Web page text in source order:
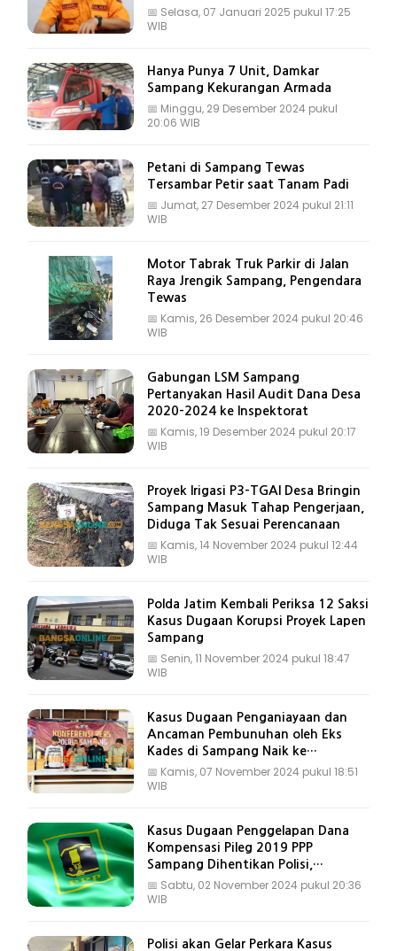
📅 Selasa, 07 Januari 2025 pukul 17:25
WIB
Hanya Punya 7 Unit, Damkar
Sampang Kekurangan Armada
📅 Minggu, 29 Desember 2024 pukul
20:06 WIB
Petani di Sampang Tewas
Tersambar Petir saat Tanam Padi
📅 Jumat, 27 Desember 2024 pukul 21:11
WIB
Motor Tabrak Truk Parkir di Jalan
Raya Jrengik Sampang, Pengendara
Tewas
📅 Kamis, 26 Desember 2024 pukul 20:46
WIB
Gabungan LSM Sampang
Pertanyakan Hasil Audit Dana Desa
2020-2024 ke Inspektorat
📅 Kamis, 19 Desember 2024 pukul 20:17
WIB
Proyek Irigasi P3-TGAI Desa Bringin
Sampang Masuk Tahap Pengerjaan,
Diduga Tak Sesuai Perencanaan
📅 Kamis, 14 November 2024 pukul 12:44
WIB
Polda Jatim Kembali Periksa 12 Saksi
Kasus Dugaan Korupsi Proyek Lapen
Sampang
📅 Senin, 11 November 2024 pukul 18:47
WIB
Kasus Dugaan Penganiayaan dan
Ancaman Pembunuhan oleh Eks
Kades di Sampang Naik ke
Penyidikan
📅 Kamis, 07 November 2024 pukul 18:51
WIB
Kasus Dugaan Penggelapan Dana
Kompensasi Pileg 2019 PPP
Sampang Dihentikan Polisi,
Mengapa?
📅 Sabtu, 02 November 2024 pukul 20:36
WIB
Polisi akan Gelar Perkara Kasus